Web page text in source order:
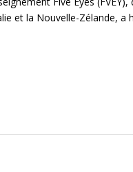
et la Nouvelle-Zélande,